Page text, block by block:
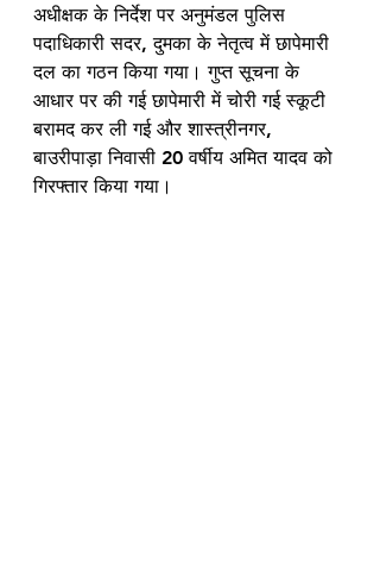
अधीक्षक के निर्देश पर अनुमंडल पुलिस
पदाधिकारी सदर, दुमका के नेतृत्व में छापेमारी
दल का गठन किया गया। गुप्त सूचना के
आधार पर की गई छापेमारी में चोरी गई स्कूटी
बरामद कर ली गई और शास्त्रीनगर,
बाउरीपाड़ा निवासी 20 वर्षीय अमित यादव को
गिरफ्तार किया गया।